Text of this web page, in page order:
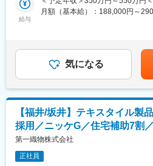
から業務を習得いただき段階的に
■組織体制：
GM１名／メンバー８名（男性１
を相談しやすい」「教え合う文化
■魅力：
◎未経験から専門スキルを習得で
◎有名ブランドのモノづくりを支
◎サポート体制が充実
◎働きやすい環境
る、建設・設備工事に必要な商
既存顧客中心のため、数字に追わ
・既存顧客中心で、長期的な信頼
・業界内で高い知名度と信頼が
・100万点超の豊富な商品から、
・全国に営業拠点を持つスケー
スタイル
・現場経験や商材知見を、「提
■就業環境：
・年間休日120日（土日祝休み）
給与
月額（基本給）：188,000円～
＞有＜残業手当＞有＜給与補足
す。■昇給：年1回（7月）■賞与
収年収450万円／36歳営業職／
万円／42歳営業職／月収36万円
歳所長職／月収57万円（入社10
額であり、選考を通じて上下する
固定手当を含めた表記です。
気になる
【福井/坂井】テキスタイル
採用／ニッケG／住宅補助7割
第一織物株式会社
正社員